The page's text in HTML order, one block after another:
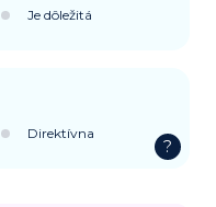
Je dôležitá
Direktívna
?